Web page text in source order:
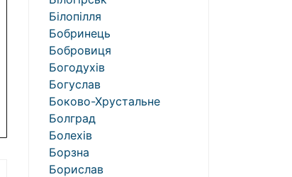
Білопілля
Бобринець
Бобровиця
Богодухів
Богуслав
Боково-Хрустальне
Болград
Болехів
Борзна
Борислав